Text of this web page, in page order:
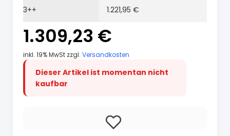
3++ 1.221,95 €
1.309,23 €
inkl. 19% MwSt zzgl. Versandkosten
Dieser Artikel ist momentan nicht
kaufbar